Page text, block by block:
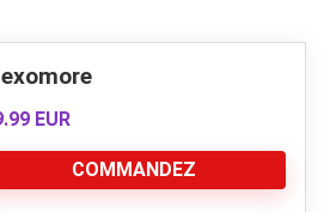
EUR
COMMANDEZ